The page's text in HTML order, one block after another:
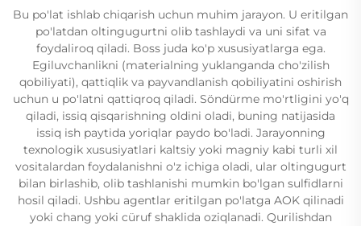
Bu po'lat ishlab chiqarish uchun muhim jarayon. U eritilgan
po'latdan oltingugurtni olib tashlaydi va uni sifat va
foydaliroq qiladi. Boss juda ko'p xususiyatlarga ega.
Egiluvchanlikni (materialning yuklanganda cho'zilish
qobiliyati), qattiqlik va payvandlanish qobiliyatini oshirish
uchun u po'latni qattiqroq qiladi. Söndürme mo'rtligini yo'q
qiladi, issiq qisqarishning oldini oladi, buning natijasida
issiq ish paytida yoriqlar paydo bo'ladi. Jarayonning
texnologik xususiyatlari kaltsiy yoki magniy kabi turli xil
vositalardan foydalanishni o'z ichiga oladi, ular oltingugurt
bilan birlashib, olib tashlanishi mumkin bo'lgan sulfidlarni
hosil qiladi. Ushbu agentlar eritilgan po'latga AOK qilinadi
yoki chang yoki cüruf shaklida oziqlanadi. Qurilishdan